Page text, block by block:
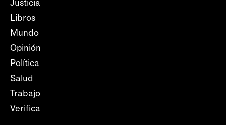
Justicia
Libros
Mundo
Opinión
Política
Salud
Trabajo
Verifica